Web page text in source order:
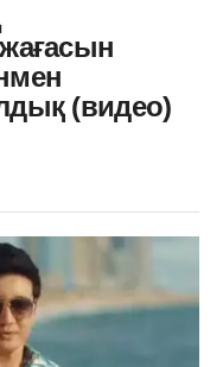
(видео)